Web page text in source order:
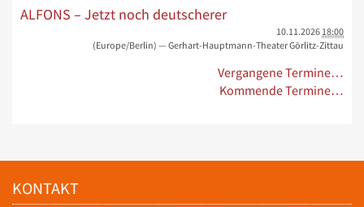
ALFONS – Jetzt noch deutscherer
10.11.2026 18:00
(Europe/Berlin) — Gerhart-Hauptmann-Theater Görlitz-Zittau
Vergangene Termine…
Kommende Termine…
KONTAKT